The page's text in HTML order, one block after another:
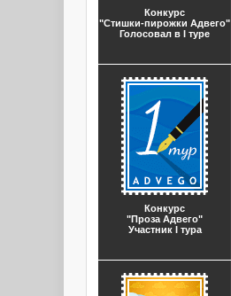
Конкурс
"Стишки-пирожки Адвего"
Голосовал в I туре
Конкурс
"Проза Адвего"
Участник I тура